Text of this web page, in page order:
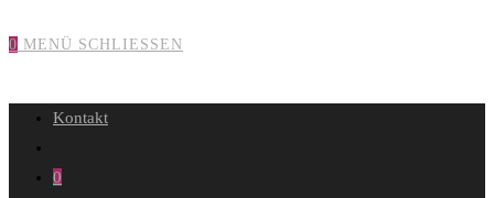
0 MENÜ SCHLIESSEN
Kontakt
0